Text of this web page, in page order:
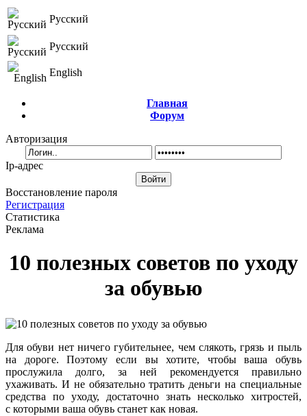
Русский
Русский
English
Главная
Форум
Авторизация
Ip-адрес
Восстановление пароля
Регистрация
Статистика
Реклама
10 полезных советов по уходу
за обувью
Для обуви нет ничего губительнее, чем слякоть, грязь и пыль
на дороге. Поэтому если вы хотите, чтобы ваша обувь
прослужила долго, за ней рекомендуется правильно
ухаживать. И не обязательно тратить деньги на специальные
средства по уходу, достаточно знать несколько хитростей,
с которыми ваша обувь станет как новая.